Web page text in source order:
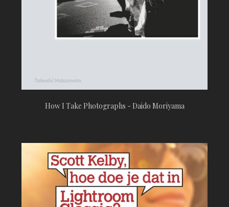
How I Take Photographs - Daido Moriyama